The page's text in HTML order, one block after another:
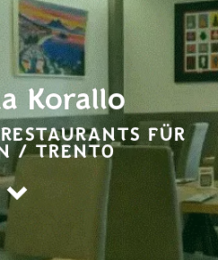
Korallo
FÜR
/ TRENTO